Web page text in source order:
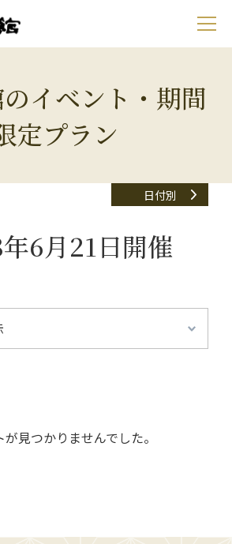
イベント・期間
定プラン
日付別
6月21日開催
見つかりませんでした。